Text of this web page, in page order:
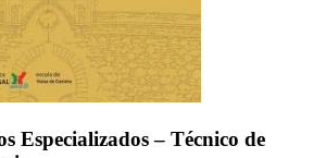
Especializados – Técnico de